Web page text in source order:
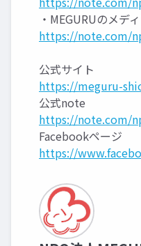
・MEGURUのメデ
https://note.com/
公式サイト
https://meguru-
公式note
https://note.com/
Facebookページ
https://